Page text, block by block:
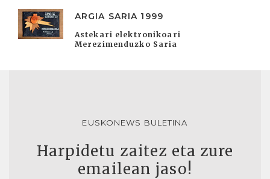
ARGIA SARIA 1999
Astekari elektronikoari
Merezimenduzko Saria
EUSKONEWS BULETINA
Harpidetu zaitez eta zure
emailean jaso!